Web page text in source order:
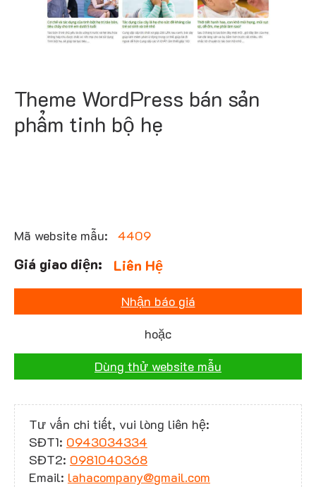
Theme WordPress bán sản
phẩm tinh bộ hẹ
Mã website mẫu: 4409
Liên Hệ
Nhận báo giá
hoặc
Dùng thử website mẫu
Tư vấn chi tiết, vui lòng liên hệ:
SĐT1: 0943034334
SĐT2: 0981040368
Email: lahacompany@gmail.com